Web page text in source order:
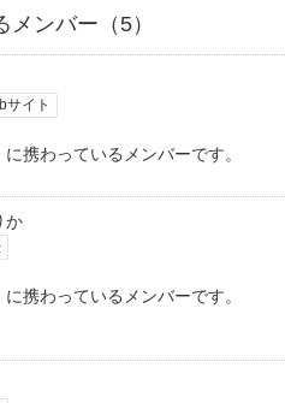
ンバー（5）
サイト
に携わっているメンバーです。
か
に携わっているメンバーです。